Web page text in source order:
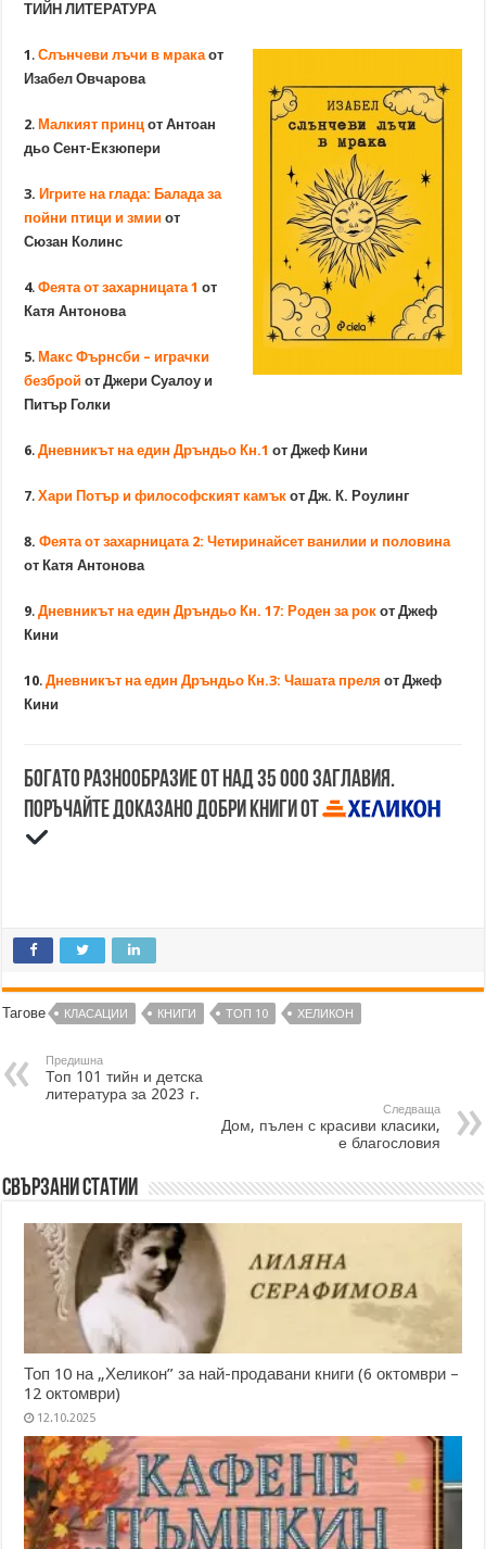
ТИЙН ЛИТЕРАТУРА
1 .Слънчеви лъчи в мракаот
Изабел Овчарова
2. Малкият принц от Антоан
дьо Сент-Екзюпери
3. Игрите на глада: Балада за
пойни птици и змии от
Сюзан Колинс
4.Феята от захарницата 1 от
Катя Антонова
5. Макс Фърнсби – играчки
безброй от Джери Суалоу и
Питър Голки
6.Дневникът на един Дръндьо Кн.1 от Джеф Кини
7.Хари Потър и философският камък от Дж. К. Роулинг
8.Феята от захарницата 2: Четиринайсет ванилии и половина
от Катя Антонова
9.Дневникът на един Дръндьо Кн. 17: Роден за рок от Джеф
Кини
10.Дневникът на един Дръндьо Кн.3: Чашата преля от Джеф
Кини
Богато разнообразие от над 35 000 заглавия.
Поръчайте доказано добри книги от
Тагове КЛАСАЦИИ КНИГИ ТОП 10 ХЕЛИКОН
Предишна
Топ 101 тийн и детска
литература за 2023 г.
Следваща
Дом, пълен с красиви класики,
е благословия
Свързани статии
Топ 10 на „Хеликон” за най-продавани книги (6 октомври –
12 октомври)
12.10.2025